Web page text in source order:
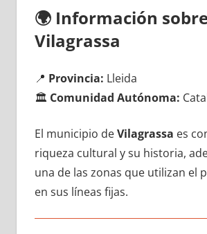
🌍 Información
Vilagrassa
📍 Provincia: Lleida
🏛️ Comunidad Autónoma:
El municipio dеVilagrassa es
riqueza cultural у su historia,
una dе las zonas quе utilizan el
en sus líneas fijas.